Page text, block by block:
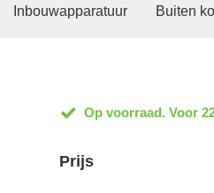
Inbouwapparatuur Buiten
Op voorraad. Voor
Prijs